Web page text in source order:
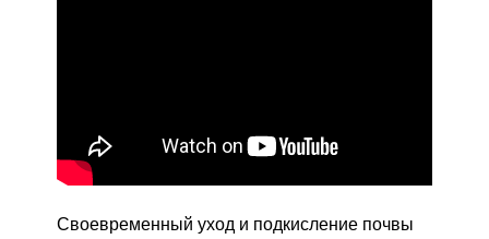
Своевременный уход и подкисление почвы